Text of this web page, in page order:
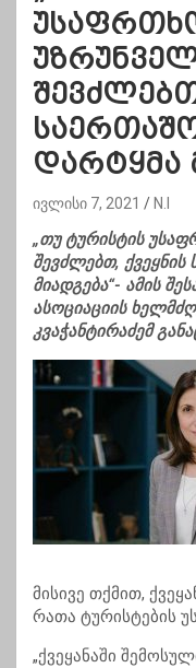
დარტყმა
ივლისი 7, 2021 N.I
„თუ ტურისტის
შევძლებთ,
მიადგება“- ამის
ასოციაციის
კვაჭანტირაძემ
მისივე თქმით,
რათა ტურისტების
„ქვეყანაში